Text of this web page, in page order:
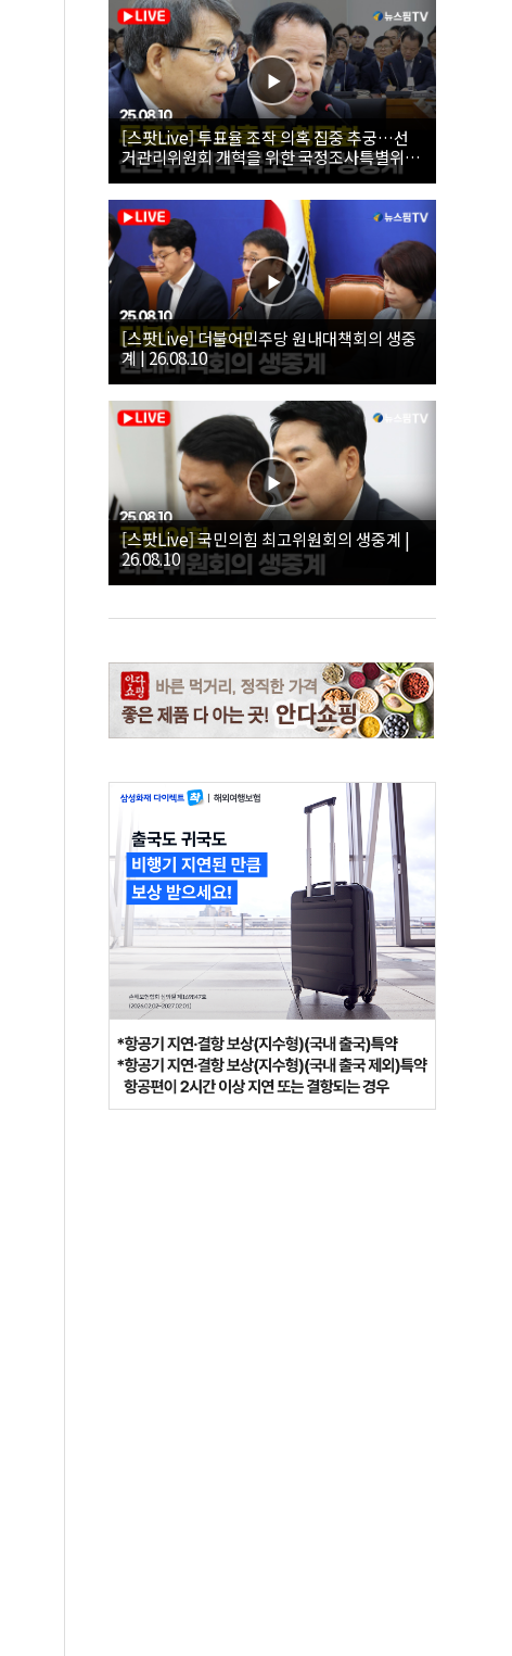
[스팟Live] 투표율 조작 의혹 집중 추궁…선
거관리위원회 개혁을 위한 국정조사특별위원
회 | 26.08.10
[스팟Live] 더불어민주당 원내대책회의 생중
계 | 26.08.10
[스팟Live] 국민의힘 최고위원회의 생중계 |
26.08.10